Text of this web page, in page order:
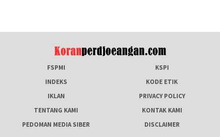
FSPMI
KSPI
INDEKS
KODE ETIK
IKLAN
PRIVACY POLICY
TENTANG KAMI
KONTAK KAMI
PEDOMAN MEDIA SIBER
DISCLAIMER